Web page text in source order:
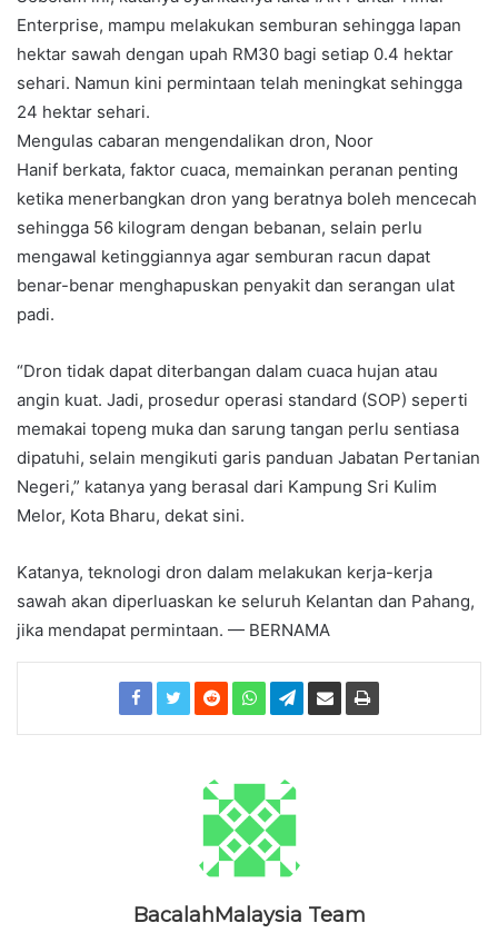
Enterprise, mampu melakukan semburan sehingga lapan
hektar sawah dengan upah RM30 bagi setiap 0.4 hektar
sehari. Namun kini permintaan telah meningkat sehingga
24 hektar sehari.
Mengulas cabaran mengendalikan dron, Noor
Hanif berkata, faktor cuaca, memainkan peranan penting
ketika menerbangkan dron yang beratnya boleh mencecah
sehingga 56 kilogram dengan bebanan, selain perlu
mengawal ketinggiannya agar semburan racun dapat
benar-benar menghapuskan penyakit dan serangan ulat
padi.
“Dron tidak dapat diterbangan dalam cuaca hujan atau
angin kuat. Jadi, prosedur operasi standard (SOP) seperti
memakai topeng muka dan sarung tangan perlu sentiasa
dipatuhi, selain mengikuti garis panduan Jabatan Pertanian
Negeri,” katanya yang berasal dari Kampung Sri Kulim
Melor, Kota Bharu, dekat sini.
Katanya, teknologi dron dalam melakukan kerja-kerja
sawah akan diperluaskan ke seluruh Kelantan dan Pahang,
jika mendapat permintaan. — BERNAMA
BacalahMalaysia Team